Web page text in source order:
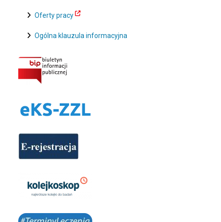
Oferty pracy
Ogólna klauzula informacyjna